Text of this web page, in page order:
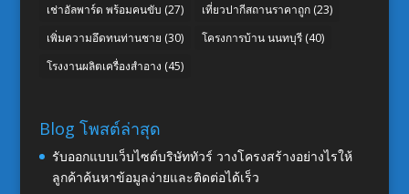
เช่าอัลพาร์ด พร้อมคนขับ (27) เที่ยวปากีสถานราคาถูก(23)
เพิ่มความอึดทนท่านชาย (30) โครงการบ้าน นนทบุรี(40)
โรงงานผลิตเครื่องสำอาง (45)
Blog โพสต์ล่าสุด
รับออกแบบเว็บไซต์บริษัททัวร์ วางโครงสร้างอย่างไรให้
ลูกค้าค้นหาข้อมูลง่ายและติดต่อได้เร็ว